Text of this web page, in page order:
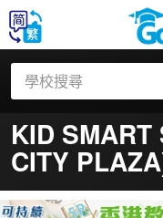
KID SMART
CITY